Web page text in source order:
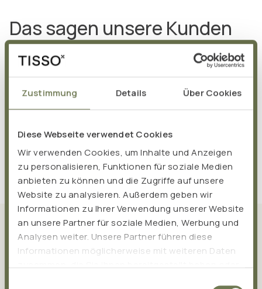
Zustimmung Details Über Cookies
Diese Webseite verwendet Cookies
Wir verwenden Cookies, um Inhalte und Anzeigen
zu personalisieren, Funktionen für soziale Medien
anbieten zu können und die Zugriffe auf unsere
Website zu analysieren. Außerdem geben wir
Informationen zu Ihrer Verwendung unserer Website
an unsere Partner für soziale Medien, Werbung und
Analysen weiter. Unsere Partner führen diese
Informationen möglicherweise mit weiteren Daten
Das sagen unsere Kunden
Was TISSO ausmacht